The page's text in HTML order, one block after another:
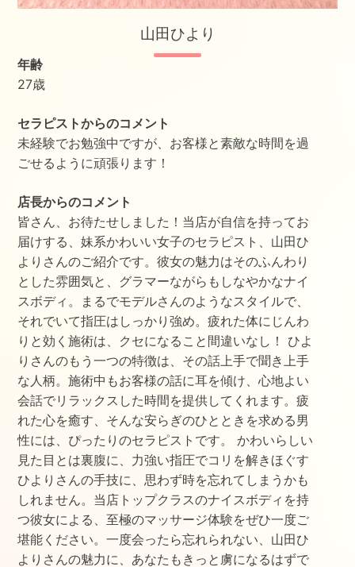
山田ひより
年齢
27歳
セラピストからのコメント
未経験でお勉強中ですが、お客様と素敵な時間を過
ごせるように頑張ります！
店長からのコメント
皆さん、お待たせしました！当店が自信を持ってお
届けする、妹系かわいい女子のセラピスト、山田ひ
よりさんのご紹介です。彼女の魅力はそのふんわり
とした雰囲気と、グラマーながらもしなやかなナイ
スボディ。まるでモデルさんのようなスタイルで、
それでいて指圧はしっかり強め。疲れた体にじんわ
りと効く施術は、クセになること間違いなし！ ひよ
りさんのもう一つの特徴は、その話上手で聞き上手
な人柄。施術中もお客様の話に耳を傾け、心地よい
会話でリラックスした時間を提供してくれます。疲
れた心を癒す、そんな安らぎのひとときを求める男
性には、ぴったりのセラピストです。 かわいらしい
見た目とは裏腹に、力強い指圧でコリを解きほぐす
ひよりさんの手技に、思わず時を忘れてしまうかも
しれません。当店トップクラスのナイスボディを持
つ彼女による、至極のマッサージ体験をぜひ一度ご
堪能ください。一度会ったら忘れられない、山田ひ
よりさんの魅力に、あなたもきっと虜になるはずで